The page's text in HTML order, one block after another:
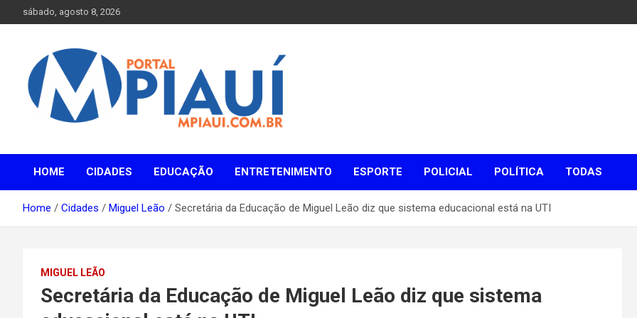
to
sábado, agosto 8, 2026
Portal MPiauí
Parnaíba
HOME
CIDADES EDUCAÇÃO ENTRETENIMENTO ESPORTE POLICIAL POLÍTICA TODAS
Home Cidades Miguel Leão Secretária da Educação de Miguel Leão diz que sistema educacional está na UTI
MIGUEL LEÃO
Secretária da Educação de Miguel Leão diz que sistema